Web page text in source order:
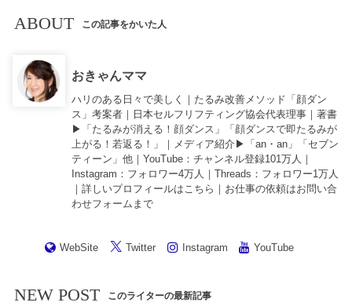
ABOUT この記事をかいた人
おきゃんママ
ハリのある日々で美しく｜たるみ改善メソッド「顔ダン
ス」考案者｜日本セルフリフティング協会代表理事｜著書
▶︎「たるみが消える！顔ダンス 」「顔ダンスで即たるみが
上がる！若返る！ 」｜メディア紹介▶︎「an・an」「セブン
ティーン」他｜YouTube ：チャンネル登録101万人｜
Instagram ：フォロワー4万人｜Threads ：フォロワー1万人
｜詳しいプロフィールは こちら ｜お仕事の依頼はお問い合
わせフォーム まで
WebSite Twitter Instagram YouTube
NEW POST このライターの最新記事